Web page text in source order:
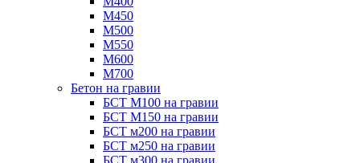
М450
М500
М550
М600
М700
Бетон на гравии
БСТ М100 на гравии
БСТ М150 на гравии
БСТ м200 на гравии
БСТ м250 на гравии
БСТ м300 на гравии